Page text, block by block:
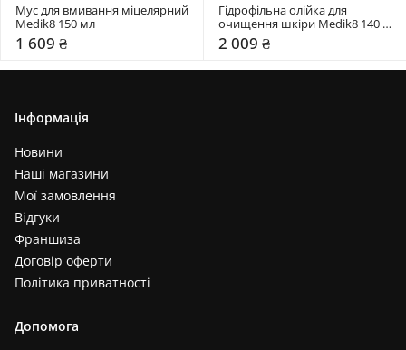
Мус для вмивання міцелярний
Medik8 150 мл
1 609 ₴
Гідрофільна олійка для
очищення шкіри Medik8 140
мл
2 009 ₴
Інформація
Новини
Наші магазини
Мої замовлення
Відгуки
Франшиза
Договір оферти
Політика приватності
Допомога